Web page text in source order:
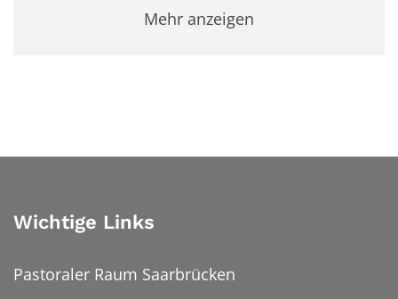
Mehr anzeigen
Wichtige Links
Pastoraler Raum Saarbrücken